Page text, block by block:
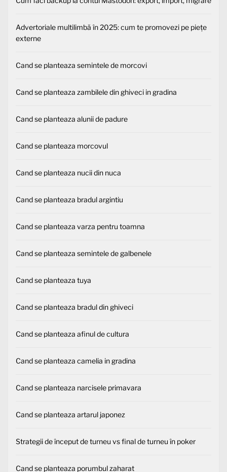
Advertoriale multilimbă în 2025: cum te promovezi pe piețe
externe
Cand se planteaza semintele de morcovi
Cand se planteaza zambilele din ghiveci in gradina
Cand se planteaza alunii de padure
Cand se planteaza morcovul
Cand se planteaza nucii din nuca
Cand se planteaza bradul argintiu
Cand se planteaza varza pentru toamna
Cand se planteaza semintele de galbenele
Cand se planteaza tuya
Cand se planteaza bradul din ghiveci
Cand se planteaza afinul de cultura
Cand se planteaza camelia in gradina
Cand se planteaza narcisele primavara
Cand se planteaza artarul japonez
Strategii de început de turneu vs final de turneu în poker
Cand se planteaza porumbul zaharat